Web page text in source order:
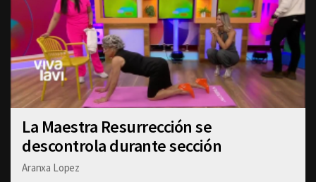
La Maestra Resurrección se
descontrola durante sección
Aranxa Lopez